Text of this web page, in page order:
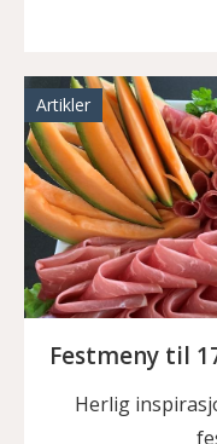
Artikler
Festmeny til
Herlig